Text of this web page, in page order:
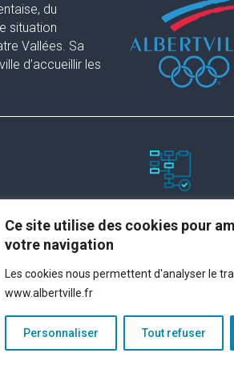
Ce site utilise des cookies pour
votre navigation
Les cookies nous permettent d'analyser le
www.albertville.fr
Personnaliser Tout refuser
du
situation
Vallées. Sa
d’accueillir les
Paramètres du site
Contact
Mentions légales